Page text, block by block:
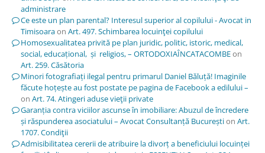
administrare
Ce este un plan parental? Interesul superior al copilului - Avocat in
Timisoaraon Art. 497. Schimbarea locuinţei copilului
Homosexualitatea privită pe plan juridic, politic, istoric, medical,
social, educațional, și religios, – ORTODOXIAÎNCATACOMBEon
Art. 259. Căsătoria
Minori fotografiați ilegal pentru primarul Daniel Băluță! Imaginile
făcute hoțește au fost postate pe pagina de Facebook a edilului –
on Art. 74. Atingeri aduse vieţii private
Garanția contra viciilor ascunse în imobiliare: Abuzul de încredere
și răspunderea asociatului – Avocat Consultanță Bucureștion Art.
1707. Condiţii
Admisibilitatea cererii de atribuire la divorț a beneficiului locuinței